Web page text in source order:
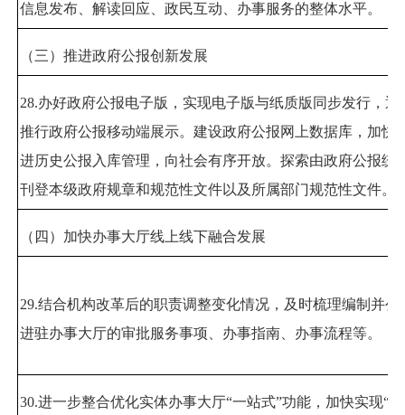
信息发布、解读回应、政民互动、办事服务的整体水平。
（三）推进政府公报创新发展
28.办好政府公报电子版，实现电子版与纸质版同步发行，逐
推行政府公报移动端展示。建设政府公报网上数据库，加快
进历史公报入库管理，向社会有序开放。探索由政府公报统
刊登本级政府规章和规范性文件以及所属部门规范性文件。
（四）加快办事大厅线上线下融合发展
29.结合机构改革后的职责调整变化情况，及时梳理编制并公
进驻办事大厅的审批服务事项、办事指南、办事流程等。
30.进一步整合优化实体办事大厅“一站式”功能，加快实现“